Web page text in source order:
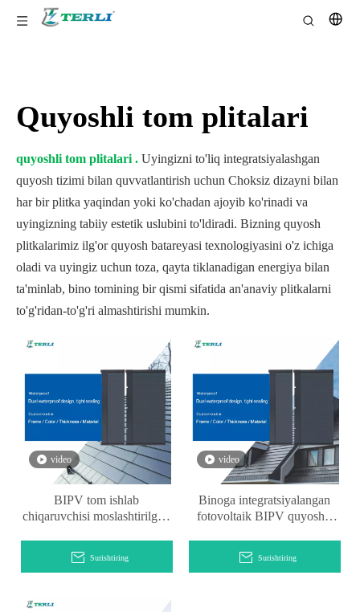
Quyoshli tom plitalari
quyoshli tom plitalari . Uyingizni to'liq integratsiyalashgan
quyosh tizimi bilan quvvatlantirish uchun Choksiz dizayni bilan
har bir plitka yaqindan yoki ko'chadan ajoyib ko'rinadi va
uyingizning tabiiy estetik uslubini to'ldiradi. Bizning quyosh
plitkalarimiz ilg'or quyosh batareyasi texnologiyasini o'z ichiga
oladi va uyingiz uchun toza, qayta tiklanadigan energiya bilan
ta'minlab, bino tomining bir qismi sifatida an'anaviy plitkalarni
to'g'ridan-to'g'ri almashtirishi mumkin.
video
BIPV tom ishlab
chiqaruvchisi moslashtirilgan
Surishtiring
video
Binoga integratsiyalangan
fotovoltaik BIPV quyoshli
Surishtiring